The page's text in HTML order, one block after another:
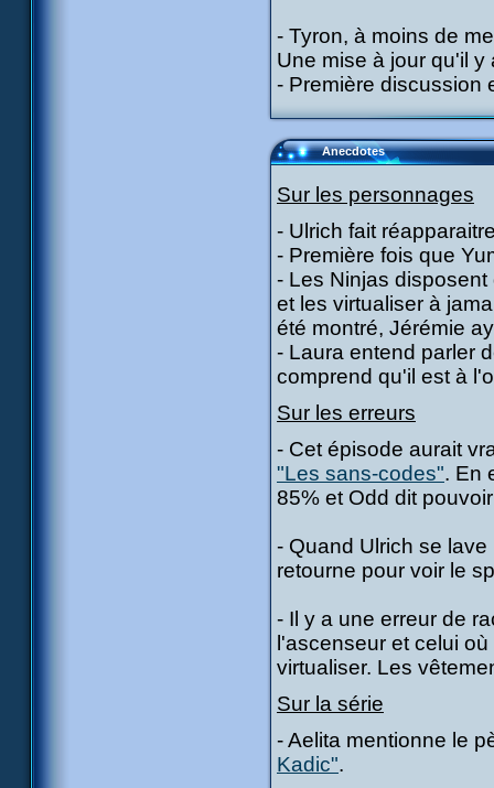
- Tyron, à moins de
Une mise à jour qu'il y
- Première discussion
Anecdotes
Sur les personnages
- Ulrich fait
- Première fois que
- Les Ninjas
et les virtualiser à
été montré, Jérémie
- Laura entend parler
comprend qu'il est à
Sur les erreurs
- Cet épisode aurait
"Les sans-codes". En
85% et Odd dit
- Quand Ulrich se
retourne pour voir le
- Il y a une erreur de
l'ascenseur et celui
virtualiser. Les
Sur la série
- Aelita mentionne le
Kadic".